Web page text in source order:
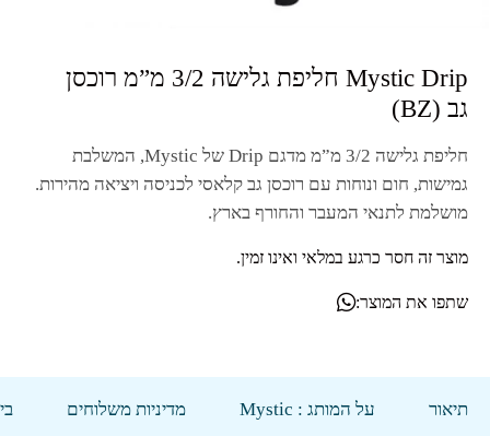
⁦Mystic Drip⁩ חליפת גלישה ⁦3/2⁩ מ”מ רוכסן
גב (⁦BZ⁩)
חליפת גלישה 3/2מ”מ מדגם Dripשל Mystic, המשלבת
גמישות, חום ונוחות עם רוכסן גב קלאסי לכניסה ויציאה מהירות.
מושלמת לתנאי המעבר והחורף בארץ.
מוצר זה חסר כרגע במלאי ואינו זמין.
שתפו את המוצר:
תיאור על המותג : Mystic מדיניות משלוחים